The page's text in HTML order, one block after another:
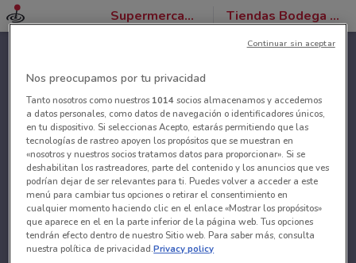
Supermercados Tiendas Bodega Aurrera
Nos preocupamos por tu privacidad
Tanto nosotros como nuestros 1014socios almacenamos y accedemos
a datos personales, como datos de navegación o identificadores únicos,
en tu dispositivo. Si seleccionas Acepto, estarás permitiendo que las
tecnologías de rastreo apoyen los propósitos que se muestran en
«nosotros y nuestros socios tratamos datos para proporcionar». Si se
deshabilitan los rastreadores, parte del contenido y los anuncios que ves
podrían dejar de ser relevantes para ti. Puedes volver a acceder a este
menú para cambiar tus opciones o retirar el consentimiento en
cualquier momento haciendo clic en el enlace «Mostrar los propósitos»
que aparece en el en la parte inferior de la página web. Tus opciones
tendrán efecto dentro de nuestro Sitio web. Para saber más, consulta
nuestra política de privacidad.Privacy policy
Continuar sin aceptar